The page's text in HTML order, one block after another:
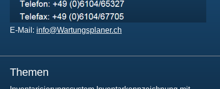
E-Mail: info@Wartungsplaner.ch
Themen